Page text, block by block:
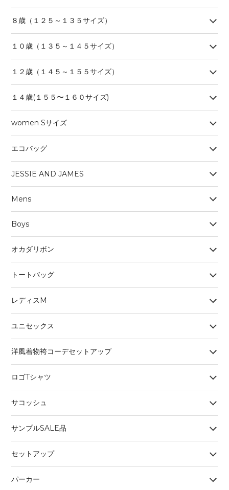
８歳（１２５～１３５サイズ）
１０歳（１３５～１４５サイズ）
１２歳（１４５～１５５サイズ）
１４歳(１５５〜１６０サイズ)
women Sサイズ
エコバッグ
JESSIE AND JAMES
Mens
Boys
オカダリボン
トートバッグ
レディスM
ユニセックス
洋風着物袴コーデセットアップ
ロゴTシャツ
サコッシュ
サンプルSALE品
セットアップ
パーカー